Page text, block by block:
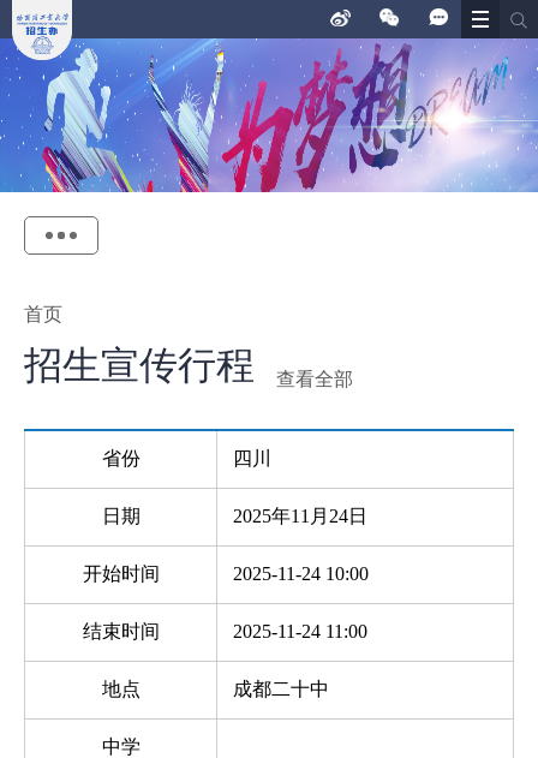
首页
招生宣传行程 查看全部
省份 四川
日期 2025年11月24日
开始时间 2025-11-24 10:00
结束时间 2025-11-24 11:00
地点 成都二十中
中学